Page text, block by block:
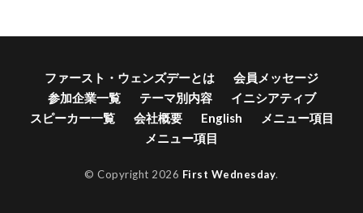
ファースト・ウェンズデーとは
会員メッセージ
参加企業一覧
テーマ別内容
イニシアティブ
スピーカー一覧
会社概要 English
メニュー項目
メニュー項目
© Copyright 2026 First Wednesday.